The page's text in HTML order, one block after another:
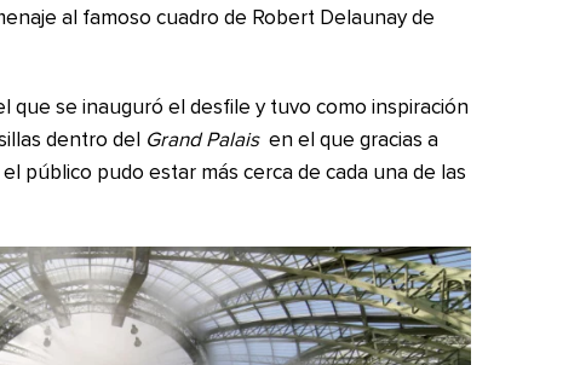
al famoso cuadro de Robert Delaunay de
que se inauguró el desfile y tuvo como inspiración
dentro del
Grand Palais en el que gracias a
público pudo estar más cerca de cada una de las